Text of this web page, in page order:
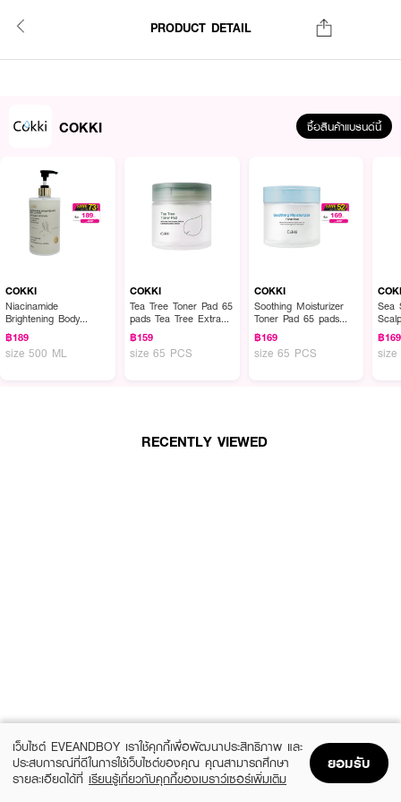
PRODUCT DETAIL
COKKI ซื้อสินค้าแบรนด์นี้
COKKI
Niacinamide
Brightening Body
Lotion 500Ml
Niacinamide+Arbutin+Ceramide
฿189
size 500 ML
COKKI
Tea Tree Toner Pad 65
pads Tea Tree Extract
+Salicylic Acid
+Centella asiatica
extract Sodium
฿159
size 65 PCS
COKKI
Soothing Moisturizer
Toner Pad 65 pads
Panthenol,Sodium
Hyaluronate,Glycerin,Betaine
฿169
size 65 PCS
Sea
฿169
size
RECENTLY VIEWED
เว็บไซต์ EVEANDBOY เราใช้คุกกี้เพื่อพัฒนาประสิทธิภาพ และ
ประสบการณ์ที่ดีในการใช้เว็บไซต์ของคุณ คุณสามารถศึกษา
รายละเอียดได้ที่ เรียนรู้เกี่ยวกับคุกกี้ของเบราว์เซอร์เพิ่มเติม
ยอมรับ